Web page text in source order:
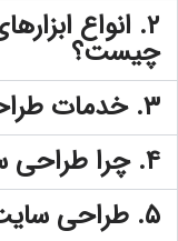
۲. انواع
چیست؟
۳. خدمات طراحی و توسعه سایت پرند
۴. چرا طراحی سایت با گروه مداروب پرند
۵. طراحی سایت رایگان پرند داریم؟!